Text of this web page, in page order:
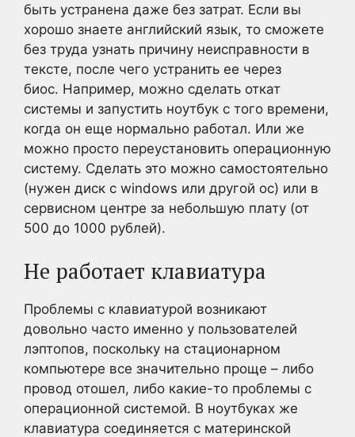
быть устранена даже без затрат. Если вы
хорошо знаете английский язык, то сможете
без труда узнать причину неисправности в
тексте, после чего устранить ее через
биос. Например, можно сделать откат
системы и запустить ноутбук с того времени,
когда он еще нормально работал. Или же
можно просто переустановить операционную
систему. Сделать это можно самостоятельно
(нужен диск с windows или другой ос) или в
сервисном центре за небольшую плату (от
500 до 1000 рублей).
Не работает клавиатура
Проблемы с клавиатурой возникают
довольно часто именно у пользователей
лэптопов, поскольку на стационарном
компьютере все значительно проще – либо
провод отошел, либо какие-то проблемы с
операционной системой. В ноутбуках же
клавиатура соединяется с материнской